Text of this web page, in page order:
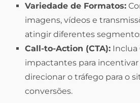
Variedade de Formatos:
imagens, vídeos e
atingir diferentes
Call-to-Action (CTA): Inclua
impactantes para incentivar
direcionar o tráfego para o
conversões.